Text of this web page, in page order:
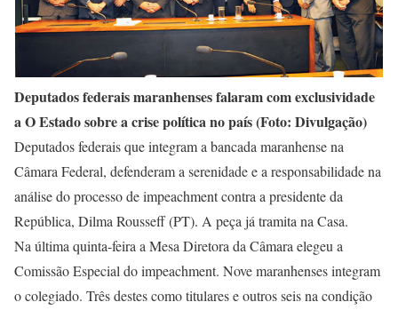
Deputados federais maranhenses falaram com exclusividade
a O Estado sobre a crise política no país (Foto: Divulgação)
Deputados federais que integram a bancada maranhense na
Câmara Federal, defenderam a serenidade e a responsabilidade na
análise do processo de impeachment contra a presidente da
República, Dilma Rousseff (PT). A peça já tramita na Casa.
Na última quinta-feira a Mesa Diretora da Câmara elegeu a
Comissão Especial do impeachment. Nove maranhenses integram
o colegiado. Três destes como titulares e outros seis na condição